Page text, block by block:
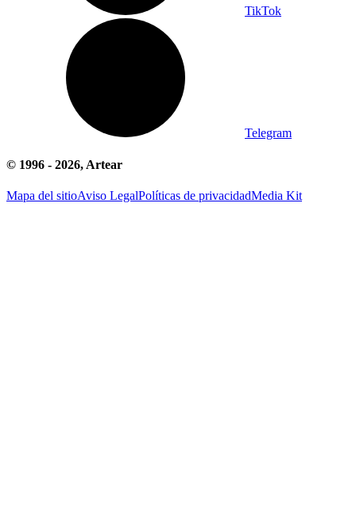
TikTok
Telegram
© 1996 - 2026, Artear
Mapa del sitioAviso LegalPolíticas de privacidadMedia Kit